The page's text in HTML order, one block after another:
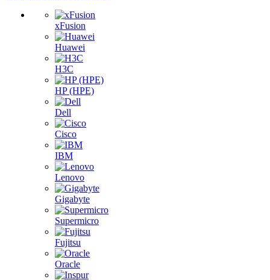
xFusion
Huawei
H3C
HP (HPE)
Dell
Cisco
IBM
Lenovo
Gigabyte
Supermicro
Fujitsu
Oracle